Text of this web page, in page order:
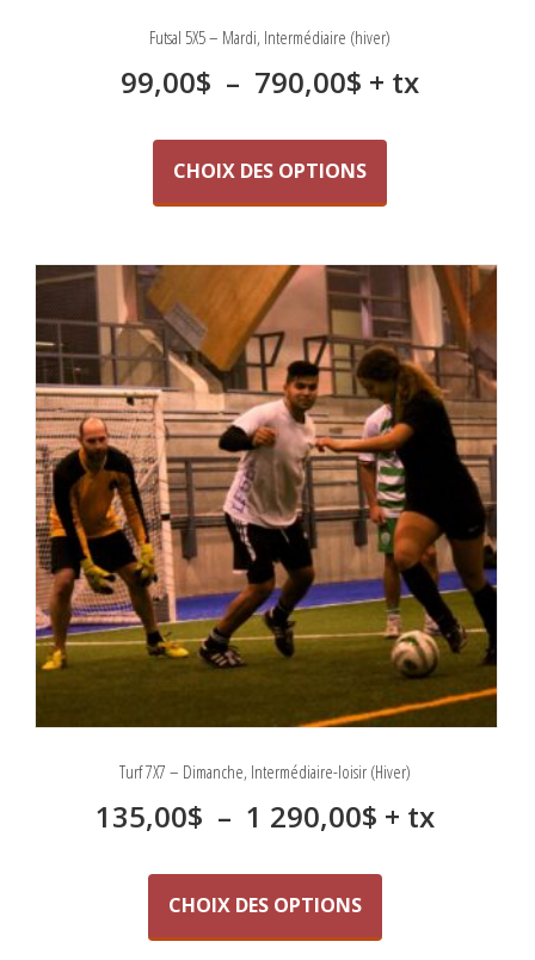
Futsal 5X5 – Mardi, Intermédiaire (hiver)
99,00$ – 790,00$Plage
prix :
à
790,00$
+ tx
CHOIX DES OPTIONS
Les
options
peuvent
être
choisies
sur
la
page
du
produit
Turf 7X7 – Dimanche, Intermédiaire-loisir (Hiver)
135,00$ – 1 290,00$ Plage
+ tx
CHOIX DES OPTIONS